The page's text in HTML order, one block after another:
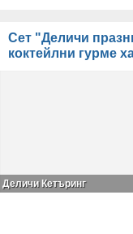
Сет "Деличи
коктейлни гурме
Деличи Кетъринг